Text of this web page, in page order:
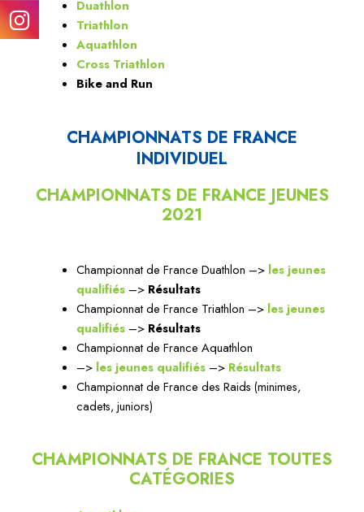
Duathlon
Triathlon
Aquathlon
Cross Triathlon
Bike and Run
CHAMPIONNATS DE FRANCE
INDIVIDUEL
CHAMPIONNATS DE FRANCE JEUNES
2021
Championnat de France Duathlon –> les jeunes
qualifiés–> Résultats
Championnat de France Triathlon –> les jeunes
qualifiés–> Résultats
Championnat de France Aquathlon
–> les jeunes qualifiés–> Résultats
Championnat de France des Raids (minimes,
cadets, juniors)
CHAMPIONNATS DE FRANCE TOUTES
CATÉGORIES